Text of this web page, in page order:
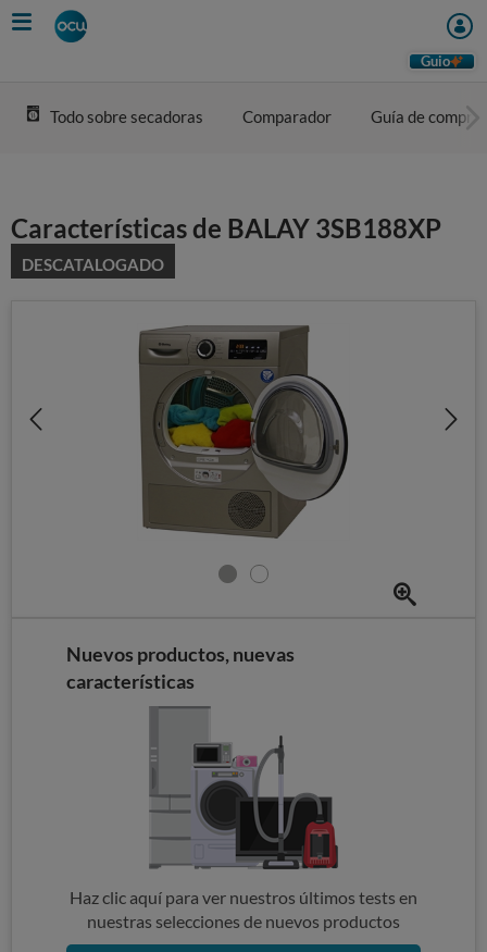
Skip
to
Guio
Todo sobre secadoras Comparador Guía de compra
Características de BALAY 3SB188XP
DESCATALOGADO
Nuevos productos, nuevas
características
Haz clic aquí para ver nuestros últimos tests en
nuestras selecciones de nuevos productos